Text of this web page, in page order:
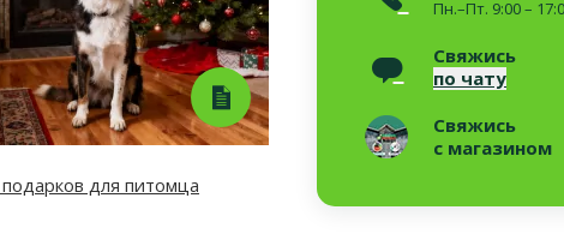
Пн.–Пт. 9:00 –
Свяжись
по чату
Свяжись
с магазином
для питомца